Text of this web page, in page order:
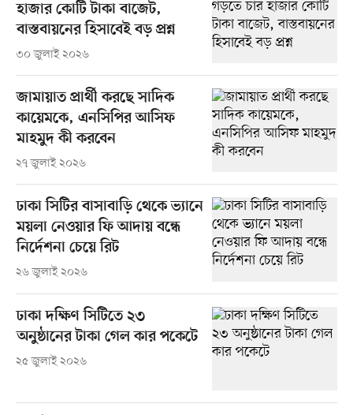
হাজার কোটি টাকা বাজেট,
বাস্তবায়নের হিসাবেই বড় প্রশ্ন
৩০ জুলাই ২০২৬
জামায়াত প্রার্থী করছে সাদিক
কায়েমকে, এনসিপির আসিফ
মাহমুদ কী করবেন
২৭ জুলাই ২০২৬
ঢাকা সিটির বাসাবাড়ি থেকে ভ্যানে
ময়লা নেওয়ার ফি আদায় বন্ধে
নির্দেশনা চেয়ে রিট
২৬ জুলাই ২০২৬
ঢাকা দক্ষিণ সিটিতে ২৩
অনুষ্ঠানের টাকা গেল কার পকেটে
২৫ জুলাই ২০২৬